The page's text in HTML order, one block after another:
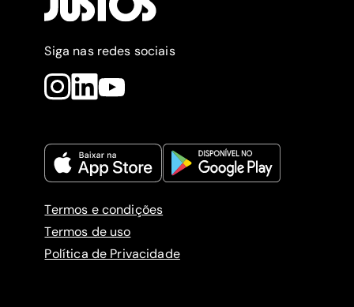
Siga nas redes sociais
Termos e condições
Termos de uso
Política de Privacidade